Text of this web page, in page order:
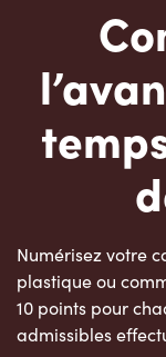
Numérisez votre
plastique ou
10 points pour
admissibles